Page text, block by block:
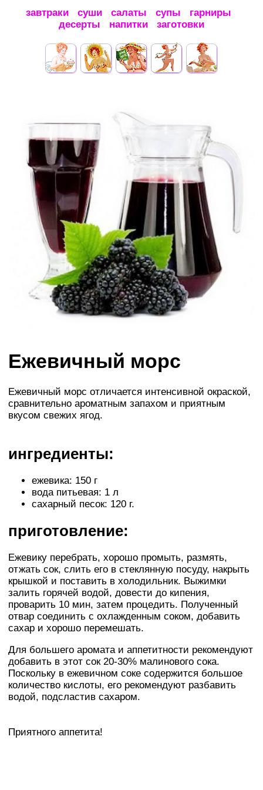
завтраки суши салаты супы
гарниры
десерты
напитки заготовки
Ежевичный морс
Ежевичный морс отличается интенсивной окраской,
сравнительно ароматным запахом и приятным
вкусом свежих ягод.
ингредиенты:
ежевика: 150 г
вода питьевая: 1 л
сахарный песок: 120 г.
приготовление:
Ежевику перебрать, хорошо промыть, размять,
отжать сок, слить его в стеклянную посуду, накрыть
крышкой и поставить в холодильник. Выжимки
залить горячей водой, довести до кипения,
проварить 10 мин, затем процедить. Полученный
отвар соединить с охлажденным соком, добавить
сахар и хорошо перемешать.
Для большего аромата и аппетитности рекомендуют
добавить в этот сок 20-30% малинового сока.
Поскольку в ежевичном соке содержится большое
количество кислоты, его рекомендуют разбавить
водой, подсластив сахаром.
Приятного аппетита!